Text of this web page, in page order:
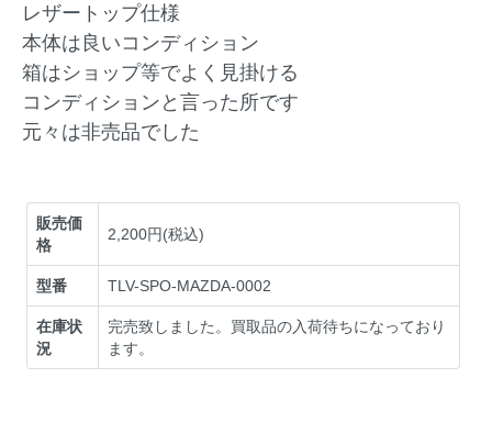
レザートップ仕様
本体は良いコンディション
箱はショップ等でよく見掛ける
コンディションと言った所です
元々は非売品でした
販売価
格
2,200円(税込)
型番 TLV-SPO-MAZDA-0002
在庫状
況
完売致しました。買取品の入荷待ちになっており
ます。